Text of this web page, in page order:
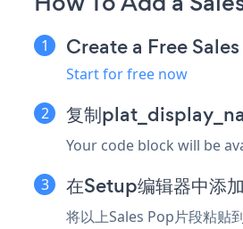
Create a Free
Start for free now
复制
Your code block will be
在Setup编辑器中添
将以上Sales Pop片段粘贴